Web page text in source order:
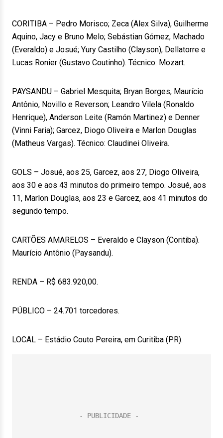
CORITIBA – Pedro Morisco; Zeca (Alex Silva), Guilherme
Aquino, Jacy e Bruno Melo; Sebástian Gómez, Machado
(Everaldo) e Josué; Yury Castilho (Clayson), Dellatorre e
Lucas Ronier (Gustavo Coutinho). Técnico: Mozart.
PAYSANDU – Gabriel Mesquita; Bryan Borges, Maurício
Antônio, Novillo e Reverson; Leandro Vilela (Ronaldo
Henrique), Anderson Leite (Ramón Martinez) e Denner
(Vinni Faria); Garcez, Diogo Oliveira e Marlon Douglas
(Matheus Vargas). Técnico: Claudinei Oliveira.
GOLS – Josué, aos 25, Garcez, aos 27, Diogo Oliveira,
aos 30 e aos 43 minutos do primeiro tempo. Josué, aos
11, Marlon Douglas, aos 23 e Garcez, aos 41 minutos do
segundo tempo.
CARTÕES AMARELOS – Everaldo e Clayson (Coritiba).
Maurício Antônio (Paysandu).
RENDA – R$ 683.920,00.
PÚBLICO – 24.701 torcedores.
LOCAL – Estádio Couto Pereira, em Curitiba (PR).